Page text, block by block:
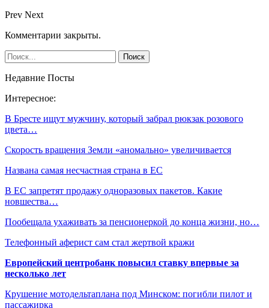
Prev Next
Комментарии закрыты.
Недавние Посты
Интересное:
В Бресте ищут мужчину, который забрал рюкзак розового
цвета…
Скорость вращения Земли «аномально» увеличивается
Названа самая несчастная страна в ЕС
В ЕС запретят продажу одноразовых пакетов. Какие
новшества…
Пообещала ухаживать за пенсионеркой до конца жизни, но…
Телефонный аферист сам стал жертвой кражи
Европейский центробанк повысил ставку впервые за
несколько лет
Крушение мотодельтаплана под Минском: погибли пилот и
пассажирка